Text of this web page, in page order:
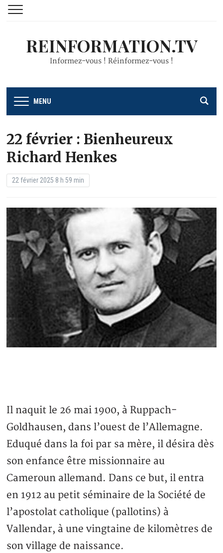
REINFORMATION.TV
Informez-vous ! Réinformez-vous !
MENU
22 février : Bienheureux
Richard Henkes
22 février 2025 8 h 59 min
Il naquit le 26 mai 1900, à Ruppach-
Goldhausen, dans l’ouest de l’Allemagne.
Eduqué dans la foi par sa mère, il désira dès
son enfance être missionnaire au
Cameroun allemand. Dans ce but, il entra
en 1912 au petit séminaire de la Société de
l’apostolat catholique (pallotins) à
Vallendar, à une vingtaine de kilomètres de
son village de naissance.